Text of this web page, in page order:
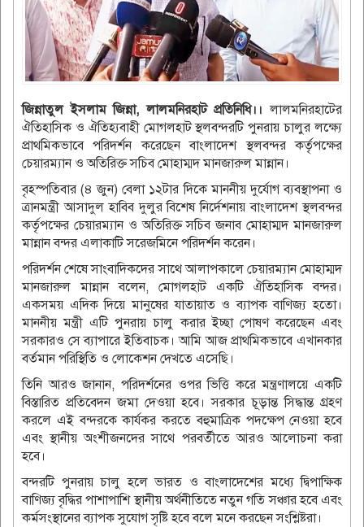
জিন্নাতুল ইসলাম জিন্না, লালমনিরহাট প্রতিনিধি।। ‎লালমনিরহাটের
ঐতিহাসিক ও ঐতিহ্যবাহী মোগলহাট স্থলবন্দরটি পুনরায় চালুর লক্ষ্যে
প্রাথমিকভাবে পরিদর্শন করেছেন বাংলাদেশ স্থলবন্দর কর্তৃপক্ষের
চেয়ারম্যান ও অতিরিক্ত সচিব মোহাম্মদ মানজারুল মান্নান।
‎বৃহস্পতিবার (৪ জুন) বেলা ১২টার দিকে মাননীয় দুর্যোগ ব্যবস্থাপনা ও
ত্রানমন্ত্রী আসাদুল হাবিব দুলুর বিশেষ নির্দেশনায় বাংলাদেশ স্থলবন্দর
কর্তৃপক্ষের চেয়ারম্যান ও অতিরিক্ত সচিব জনাব মোহাম্মদ মানজারুল
মান্নান বন্দর এলাকাটি সরেজমিনে পরিদর্শন করেন।
‎পরিদর্শন শেষে সাংবাদিকদের সাথে আলাপকালে চেয়ারম্যান মোহাম্মদ
মানজারুল মান্নান বলেন, মোগলহাট একটি ঐতিহাসিক বন্দর।
একসময় এদিক দিয়ে মানুষের যাতায়াত ও ব্যাপক বাণিজ্য হতো।
মাননীয় মন্ত্রী এটি পুনরায় চালু করার ইচ্ছা পোষণ করেছেন এবং
সরকারও সে ব্যাপারে ইতিবাচক। আমি আজ প্রাথমিকভাবে এখানকার
বর্তমান পরিস্থিতি ও লোকেশন দেখতে এসেছি।
‎‎​তিনি আরও জানান, পরিদর্শনের ওপর ভিত্তি করে মন্ত্রণালয়ে একটি
বিস্তারিত প্রতিবেদন জমা দেওয়া হবে। সরকার চূড়ান্ত সিদ্ধান্ত গ্রহণ
করলে এই বন্দরকে কার্যকর করতে বহুমাত্রিক পদক্ষেপ নেওয়া হবে
এবং স্থানীয় অংশীজনদের সাথে পরবর্তীতে আরও আলোচনা করা
হবে।
‎বন্দরটি পুনরায় চালু হলে ভারত ও বাংলাদেশের মধ্যে দ্বিপাক্ষিক
বাণিজ্য বৃদ্ধির পাশাপাশি স্থানীয় অর্থনীতিতে নতুন গতি সঞ্চার হবে এবং
কর্মসংস্থানের ব্যাপক সুযোগ সৃষ্টি হবে বলে মনে করছেন সংশ্লিষ্টরা।